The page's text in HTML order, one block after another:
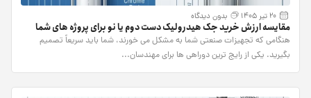
20 تیر 1405 بدون دیدگاه
مقایسه ارزش خرید جک هیدرولیک دست دوم یا نو برای پروژه های شما
هنگامی که تجهیزات صنعتی شما به مشکل می خورند، شما باید سریعاً تصمیم
بگیرید. یکی از رایج ترین دوراهی ها برای مهندسان...